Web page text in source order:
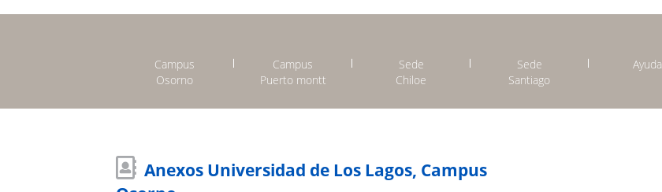
Campus
Osorno
Campus
Puerto montt
Sede
Chiloe
Sede
Santiago
Ayuda
Anexos Universidad de Los Lagos, Campus